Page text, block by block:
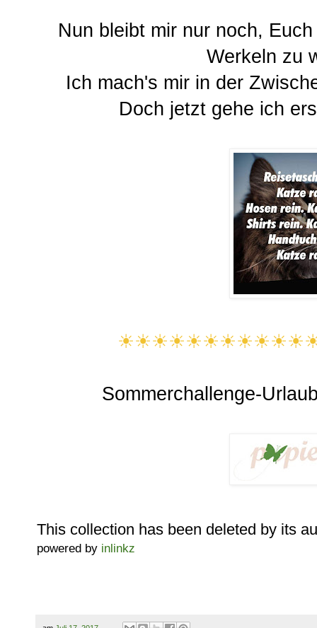
Nun bleibt mir nur noch,
Werkeln zu
Ich mach's mir in der
Doch jetzt gehe ich
Sommerchallenge-
This collection has been deleted by its
powered by inlinkz